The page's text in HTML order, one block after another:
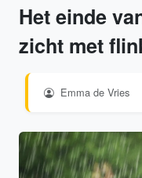
Het einde
zicht met
Emma de Vries